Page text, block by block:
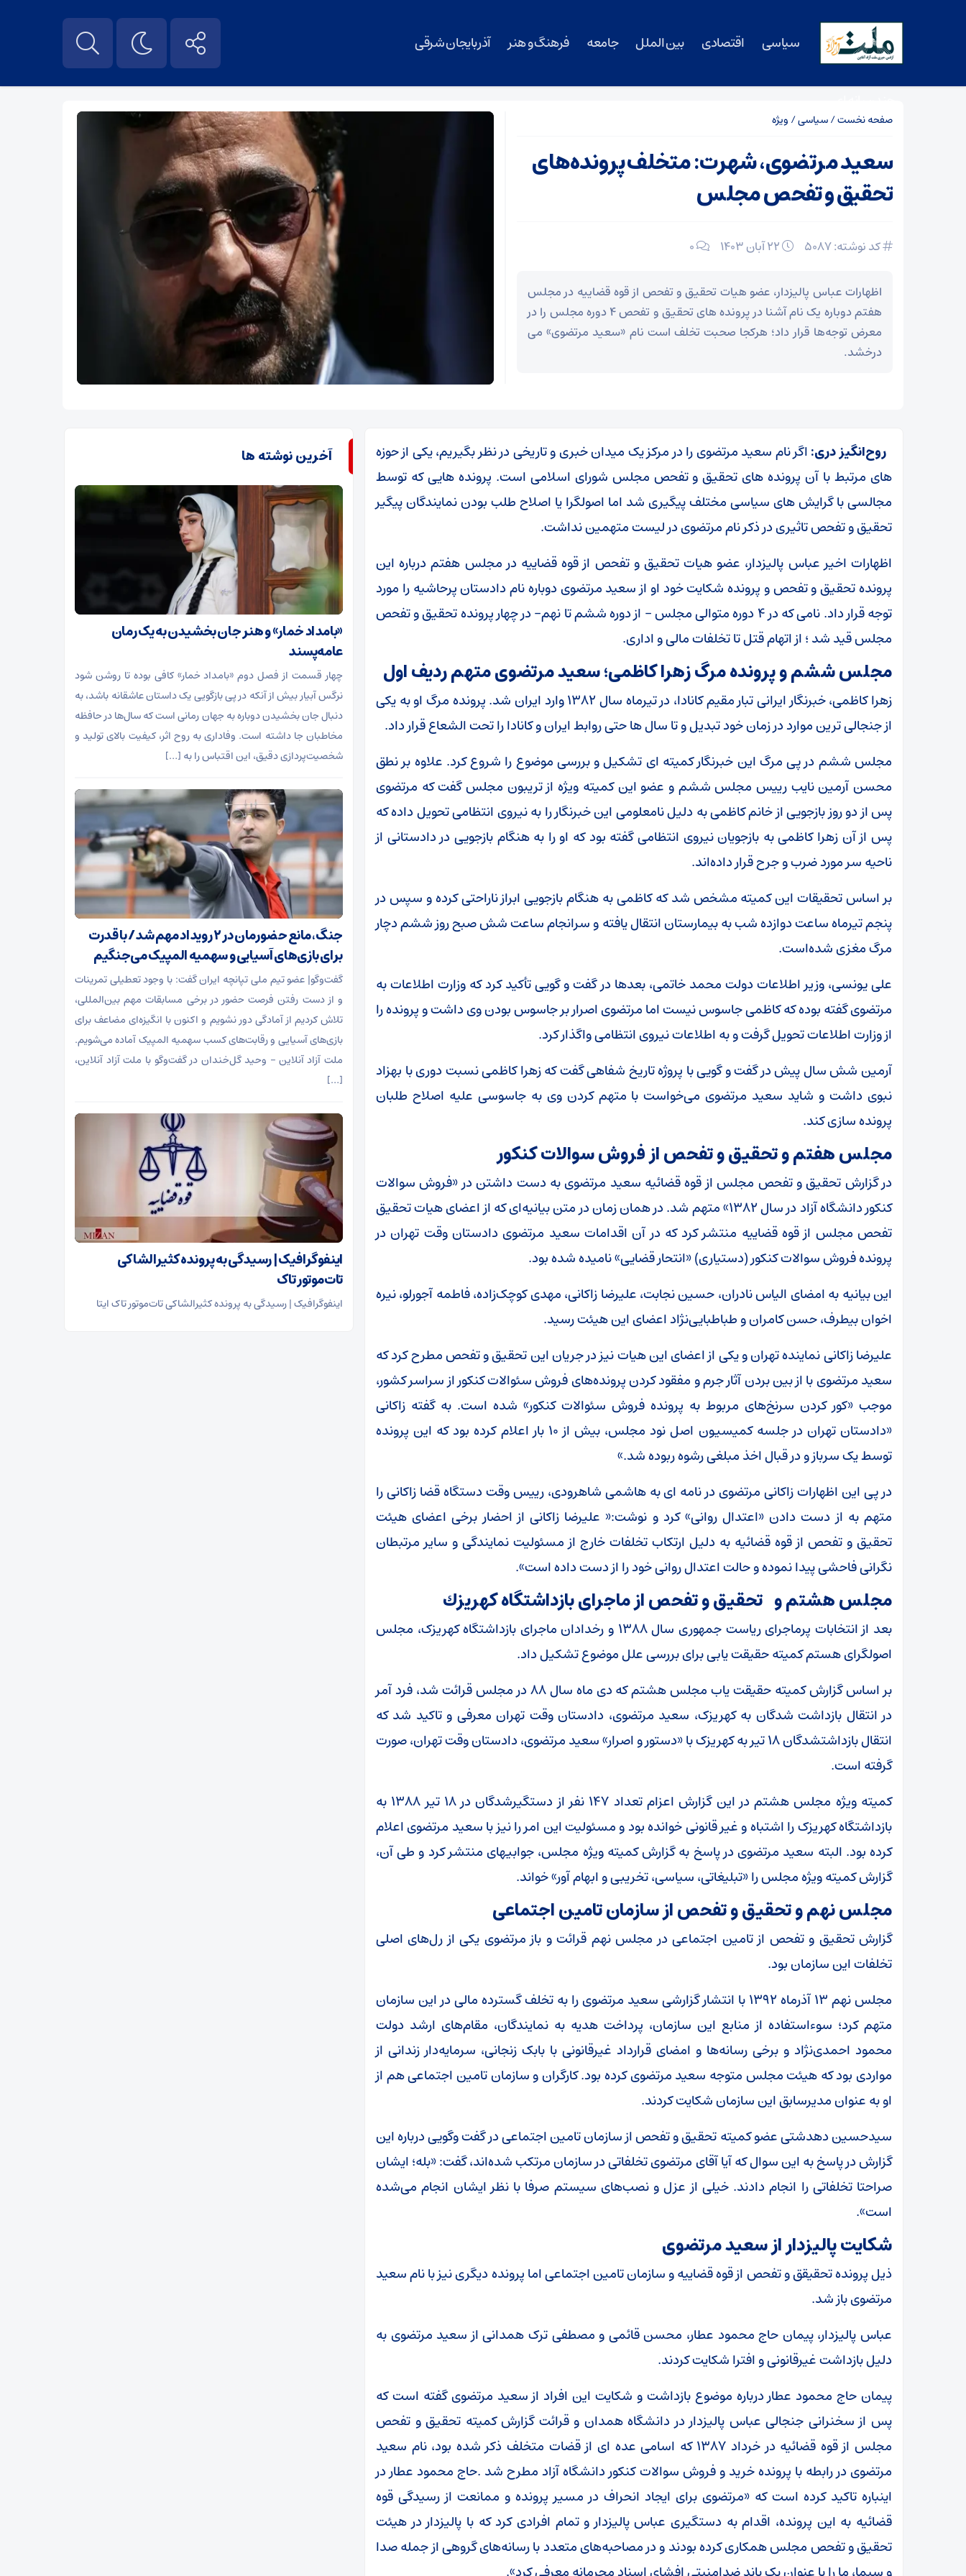
سیاسی اقتصادی بین الملل جامعه فرهنگ و هنر آذربایجان شرقی
صفحه نخست/سیاسی/ ویژه
سعید مرتضوی، شهرت: متخلف پرونده‌های
تحقیق و تفحص مجلس
کد نوشته: 5087 0
اظهارات عباس پالیزدار، عضو هیات تحقیق و تفحص از قوه قضاییه در مجلس
هفتم دوباره یک نام آشنا در پرونده های تحقیق و تفحص ۴ دوره مجلس را در
معرض توجه‌ها قرار داد؛ هرکجا صحبت تخلف است نام «سعید مرتضوی» می
درخشد.
روح‌انگیز دری:اگر نام سعید مرتضوی را در مرکز یک میدان خبری و تاریخی در نظر بگیریم، یکی از حوزه
های مرتبط با آن پرونده های تحقیق و تفحص مجلس شورای اسلامی است. پرونده هایی که توسط
مجالسی با گرایش های سیاسی مختلف پیگیری شد اما اصولگرا یا اصلاح طلب بودن نمایندگان پیگیر
تحقیق و تفحص تاثیری در ذکر نام مرتضوی در لیست متهمین نداشت.
اظهارات اخیر عباس پالیزدار، عضو هیات تحقیق و تفحص از قوه قضاییه در مجلس هفتم درباره این
پرونده تحقیق و تفحص و پرونده شکایت خود او از سعید مرتضوی دوباره نام دادستان پرحاشیه را مورد
توجه قرار داد. نامی که در 4 دوره متوالی مجلس – از دوره ششم تا نهم- در چهار پرونده تحقیق و تفحص
مجلس قید شد ؛ از اتهام قتل تا تخلفات مالی و اداری.
مجلس ششم و پرونده مرگ زهرا کاظمی؛ سعید مرتضوی متهم ردیف اول
زهرا کاظمی، خبرنگار ایرانی تبار مقیم کانادا، در تیرماه سال ۱۳۸۲ وارد ایران شد. پرونده مرگ او به یکی
از جنجالی ترین موارد در زمان خود تبدیل و تا سال ها حتی روابط ایران و کانادا را تحت الشعاع قرار داد.
مجلس ششم در پی مرگ این خبرنگار کمیته ای تشکیل و بررسی موضوع را شروع کرد. علاوه بر نطق
محسن آرمین نایب رییس مجلس ششم و عضو این کمیته ویژه از تریبون مجلس گفت که مرتضوی
پس از دو روز بازجویی از خانم کاظمی به دلیل نامعلومی این خبرنگار را به نیروی انتظامی تحویل داده که
پس از آن زهرا کاظمی به بازجویان نیروی انتظامی گفته بود که او را به هنگام بازجویی در دادستانی از
ناحیه سر مورد ضرب و جرح قرار داده‌اند.
بر اساس تحقیقات این کمیته مشخص شد که کاظمی به هنگام بازجویی ابراز ناراحتی کرده و سپس در
پنجم تیرماه ساعت دوازده شب به بیمارستان انتقال یافته و سرانجام ساعت شش صبح روز ششم دچار
مرگ مغزی شده‌است.
علی یونسی، وزیر اطلاعات دولت محمد خاتمی، بعدها در گفت و گویی تأکید کرد که وزارت اطلاعات به
مرتضوی گفته بوده که کاظمی جاسوس نیست اما مرتضوی اصرار بر جاسوس بودن وی داشت و پرونده را
از وزارت اطلاعات تحویل گرفت و به اطلاعات نیروی انتظامی واگذار کرد.
آرمین شش سال پیش در گفت و گویی با پروژه تاریخ شفاهی گفت که زهرا کاظمی نسبت دوری با بهزاد
نبوی داشت و شاید سعید مرتضوی می‌خواست با متهم کردن وی به جاسوسی علیه اصلاح طلبان
پرونده سازی کند.
مجلس هفتم و تحقیق و تفحص از فروش سوالات کنکور
در گزارش تحقیق و تفحص مجلس از قوه قضائیه سعید مرتضوی به دست داشتن در «فروش سوالات
کنکور دانشگاه آزاد در سال ۱۳۸۲» متهم شد. در همان زمان در متن بیانیه‌ای که از اعضای هیات تحقیق
تفحص مجلس از قوه قضاییه منتشر کرد که در آن اقدامات سعید مرتضوی دادستان وقت تهران در
پرونده فروش سوالات کنکور (دستیاری) «انتحار قضایی» نامیده شده بود.
این بیانیه به امضای الیاس نادران، حسین نجابت، علیرضا زاکانی، مهدی کوچک‌زاده، فاطمه آجورلو، نیره
اخوان بیطرف، حسن کامران و طباطبایی‌نژاد اعضای این هیئت رسید.
علیرضا زاکانی نماینده تهران و یکی از اعضای این هیات نیز در جریان این تحقیق و تفحص مطرح کرد که
سعید مرتضوی با از بین بردن آثار جرم و مفقود کردن پرونده‌های فروش سئوالات کنکور از سراسر کشور،
موجب «کور کردن سرنخ‌های مربوط به پرونده فروش سئوالات کنکور» شده است. به گفته زاکانی
«دادستان تهران در جلسه کمیسیون اصل نود مجلس، بیش از ۱۰ بار اعلام کرده بود که این پرونده
توسط یک سرباز و در قبال اخذ مبلغی رشوه ربوده شد.»
در پی این اظهارات زاکانی مرتضوی در نامه ای به هاشمی شاهرودی، رییس وقت دستگاه قضا زاکانی را
متهم به از دست دادن «اعتدال روانی» کرد و نوشت:« علیرضا زاکانی از احضار برخی اعضای هیئت
تحقیق و تفحص از قوه‌ قضائیه به‌ دلیل ارتکاب تخلفات خارج از مسئولیت نمایندگی و سایر مرتبطان
نگرانی فاحشی پیدا نموده و حالت اعتدال روانی خود را از دست داده ‌است».
مجلس هشتم و تحقيق و تفحص از ماجرای بازداشتگاه كهريزك
بعد از انتخابات پرماجرای ریاست جمهوری سال ۱۳۸۸ و رخدادان ماجرای بازداشتگاه کهریزک، مجلس
اصولگرای هستم کمیته حقیقت یابی برای بررسی علل موضوع تشکیل داد.
بر اساس گزارش کمیته حقیقت یاب مجلس هشتم که دی ماه سال ۸۸ در مجلس قرائت شد، فرد آمر
در انتقال بازداشت شدگان به کهریزک، سعید مرتضوی، دادستان وقت تهران معرفی و تاکید شد که
انتقال بازداشتشدگان ۱۸ تیر به کهریزک با «دستور و اصرار» سعید مرتضوی، دادستان وقت تهران، صورت
گرفته است.
کمیته ویژه مجلس هشتم در این گزارش اعزام تعداد ١۴٧ نفر از دستگیرشدگان در ۱۸ تیر ۱۳۸۸ به
بازداشتگاه کهریزک را اشتباه و غیر قانونی خوانده بود و مسئولیت این امر را نیز با سعید مرتضوی اعلام
کرده بود. البته سعید مرتضوی در پاسخ به گزارش کمیته ویژه مجلس، جوابیهای منتشر کرد و طی آن،
گزارش کمیته ویژه مجلس را «تبلیغاتی، سیاسی، تخریبی و ابهام آور» خواند.
مجلس نهم و تحقیق و تفحص از سازمان تامین اجتماعی
گزارش تحقیق و تفحص از تامین اجتماعی در مجلس نهم قرائت و باز مرتضوی یکی از رل‌های اصلی
تخلفات این سازمان بود.
مجلس نهم ۱۳ آذرماه ۱۳۹۲ با انتشار گزارشی سعید مرتضوی را به تخلف گسترده مالی در این سازمان
متهم کرد؛ سوءاستفاده از منابع این سازمان، پرداخت هدیه به نمایندگان، مقام‌های ارشد دولت
محمود احمدی‌نژاد و برخی رسانه‌ها و امضای قرارداد غیرقانونی با بابک زنجانی، سرمایه‌دار زندانی از
مواردی بود که هیئت مجلس متوجه سعید مرتضوی کرده بود. کارگران و سازمان تامین اجتماعی هم از
او به عنوان مدیرسابق این سازمان شکایت کردند.
سیدحسین دهدشتی عضو کمیته تحقیق و تفحص از سازمان تامین اجتماعی در گفت وگویی درباره این
گزارش در پاسخ به این سوال که آیا آقای مرتضوی تخلفاتی در سازمان مرتکب شده‌اند، گفت: «بله؛ ایشان
صراحتا تخلفاتی را انجام دادند. خیلی از عزل و نصب‌های سیستم صرفا با نظر ایشان انجام می‌شده
است».
شکایت پالیزدار از سعید مرتضوی
ذیل پرونده تحقیقق و تفحص از قوه قضاییه و سازمان تامین اجتماعی اما پرونده دیگری نیز با نام سعید
مرتضوی باز شد.
عباس پالیزدار، پیمان حاج محمود عطار، محسن قائمی و مصطفی ترک همدانی از سعید مرتضوی به
دلیل بازداشت غیرقانونی و افترا شکایت کردند.
پیمان حاج محمود عطار درباره موضوع بازداشت و شکایت این افراد از سعید مرتضوی گفته است که
پس از سخنرانی جنجالی عباس پالیزدار در دانشگاه همدان و قرائت گزارش کمیته تحقیق و تفحص
مجلس از قوه قضائیه در خرداد ۱۳۸۷ که اسامی عده ای از قضات متخلف ذکر شده بود، نام سعید
مرتضوی در رابطه با پرونده خرید و فروش سوالات کنکور دانشگاه آزاد مطرح شد .حاج محمود عطار در
اینباره تاکید کرده است که «مرتضوی برای ایجاد انحراف در مسیر پرونده و ممانعت از رسیدگی قوه
قضائیه به این پرونده، اقدام به دستگیری عباس پالیزدار و تمام افرادی کرد که با پالیزدار در هیئت
تحقیق و تفحص مجلس همکاری کرده بودند و در مصاحبه‌های متعدد با رسانه‌های گروهی از جمله صدا
آخرین نوشته ها
«بامداد خمار» و هنر جان بخشیدن به یک رمان
عامه‌پسند
چهار قسمت از فصل دوم «بامداد خمار» کافی بوده تا روشن شود
نرگس آبیار بیش از آنکه در پی بازگویی یک داستان عاشقانه باشد، به
دنبال جان بخشیدن دوباره به جهان رمانی است که سال‌ها در حافظه
مخاطبان جا داشته است. وفاداری به روح اثر، کیفیت بالای تولید و
شخصیت‌پردازی دقیق، این اقتباس را به […]
جنگ، مانع حضورمان در ۲ رویداد مهم شد/ با قدرت
برای بازی‌های آسیایی و سهمیه المپیک می‌جنگیم
گفت‌و‌گو| عضو تیم ملی تپانچه ایران گفت: با وجود تعطیلی تمرینات
و از دست رفتن فرصت حضور در برخی مسابقات مهم بین‌المللی،
تلاش کردیم از آمادگی دور نشویم و اکنون با انگیزه‌ای مضاعف برای
بازی‌های آسیایی و رقابت‌های کسب سهمیه المپیک آماده می‌شویم.
ملت آزاد آنلاین – وحید گل‌خندان در گفت‌و‌گو با ملت آزاد آنلاین،
[…]
اینفوگرافیک | رسیدگی به پرونده کثیرالشاکی
تات‌موتور تاک
اینفوگرافیک | رسیدگی به پرونده کثیرالشاکی تات‌موتور تاک ایتا